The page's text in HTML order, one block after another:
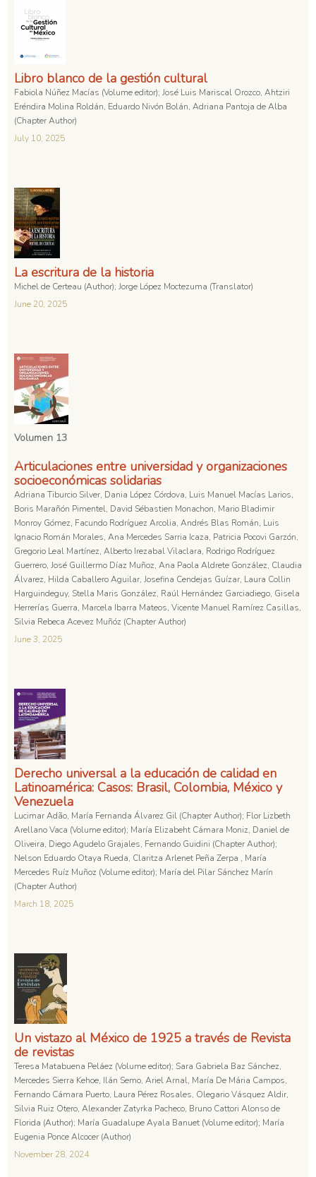
Libro blanco de la gestión cultural
Fabiola Núñez Macías (Volume editor); José Luis Mariscal Orozco, Ahtziri
Eréndira Molina Roldán, Eduardo Nivón Bolán, Adriana Pantoja de Alba
(Chapter Author)
July 10, 2025
La escritura de la historia
Michel de Certeau (Author); Jorge López Moctezuma (Translator)
June 20, 2025
Volumen 13
Articulaciones entre universidad y organizaciones
socioeconómicas solidarias
Adriana Tiburcio Silver, Dania López Córdova, Luis Manuel Macías Larios,
Boris Marañón Pimentel, David Sébastien Monachon, Mario Bladimir
Monroy Gómez, Facundo Rodríguez Arcolia, Andrés Blas Román, Luis
Ignacio Román Morales, Ana Mercedes Sarria Icaza, Patricia Pocovi Garzón,
Gregorio Leal Martínez, Alberto Irezabal Vilaclara, Rodrigo Rodríguez
Guerrero, José Guillermo Díaz Muñoz, Ana Paola Aldrete González, Claudia
Álvarez, Hilda Caballero Aguilar, Josefina Cendejas Guízar, Laura Collin
Harguindeguy, Stella Maris González, Raúl Hernández Garciadiego, Gisela
Herrerías Guerra, Marcela Ibarra Mateos, Vicente Manuel Ramírez Casillas,
Silvia Rebeca Acevez Muñóz (Chapter Author)
June 3, 2025
Derecho universal a la educación de calidad en
Latinoamérica: Casos: Brasil, Colombia, México y
Venezuela
Lucimar Adão, María Fernanda Álvarez Gil (Chapter Author); Flor Lizbeth
Arellano Vaca (Volume editor); María Elizabeht Cámara Moniz, Daniel de
Oliveira, Diego Agudelo Grajales, Fernando Guidini (Chapter Author);
Nelson Eduardo Otaya Rueda, Claritza Arlenet Peña Zerpa , María
Mercedes Ruíz Muñoz (Volume editor); María del Pilar Sánchez Marín
(Chapter Author)
March 18, 2025
Un vistazo al México de 1925 a través de Revista
de revistas
Teresa Matabuena Peláez (Volume editor); Sara Gabriela Baz Sánchez,
Mercedes Sierra Kehoe, Ilán Semo, Ariel Arnal, María De Mária Campos,
Fernando Cámara Puerto, Laura Pérez Rosales, Olegario Vásquez Aldir,
Silvia Ruiz Otero, Alexander Zatyrka Pacheco, Bruno Cattori Alonso de
Florida (Author); María Guadalupe Ayala Banuet (Volume editor); María
Eugenia Ponce Alcocer (Author)
November 28, 2024